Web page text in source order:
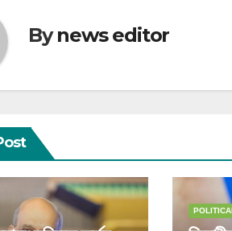
Bynews editor